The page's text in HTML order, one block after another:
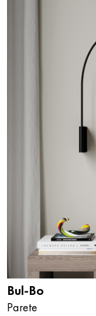
Bul-Bo
Parete